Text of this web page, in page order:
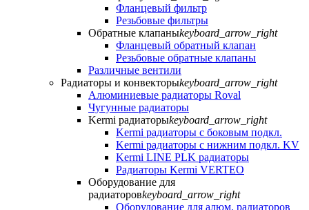
Фланцевый фильтр
Резьбовые фильтры
Обратные клапаныkeyboard_arrow_right
Фланцевый обратный клапан
Резьбовые обратные клапаны
Различные вентили
Радиаторы и конвекторыkeyboard_arrow_right
Алюминиевые радиаторы Roval
Чугунные радиаторы
Kermi радиаторыkeyboard_arrow_right
Kermi радиаторы с боковым подкл.
Kermi радиаторы с нижним подкл. KV
Kermi LINE PLK радиаторы
Радиаторы Kermi VERTEO
Оборудование для
радиаторовkeyboard_arrow_right
Оборудование для алюм. радиаторов